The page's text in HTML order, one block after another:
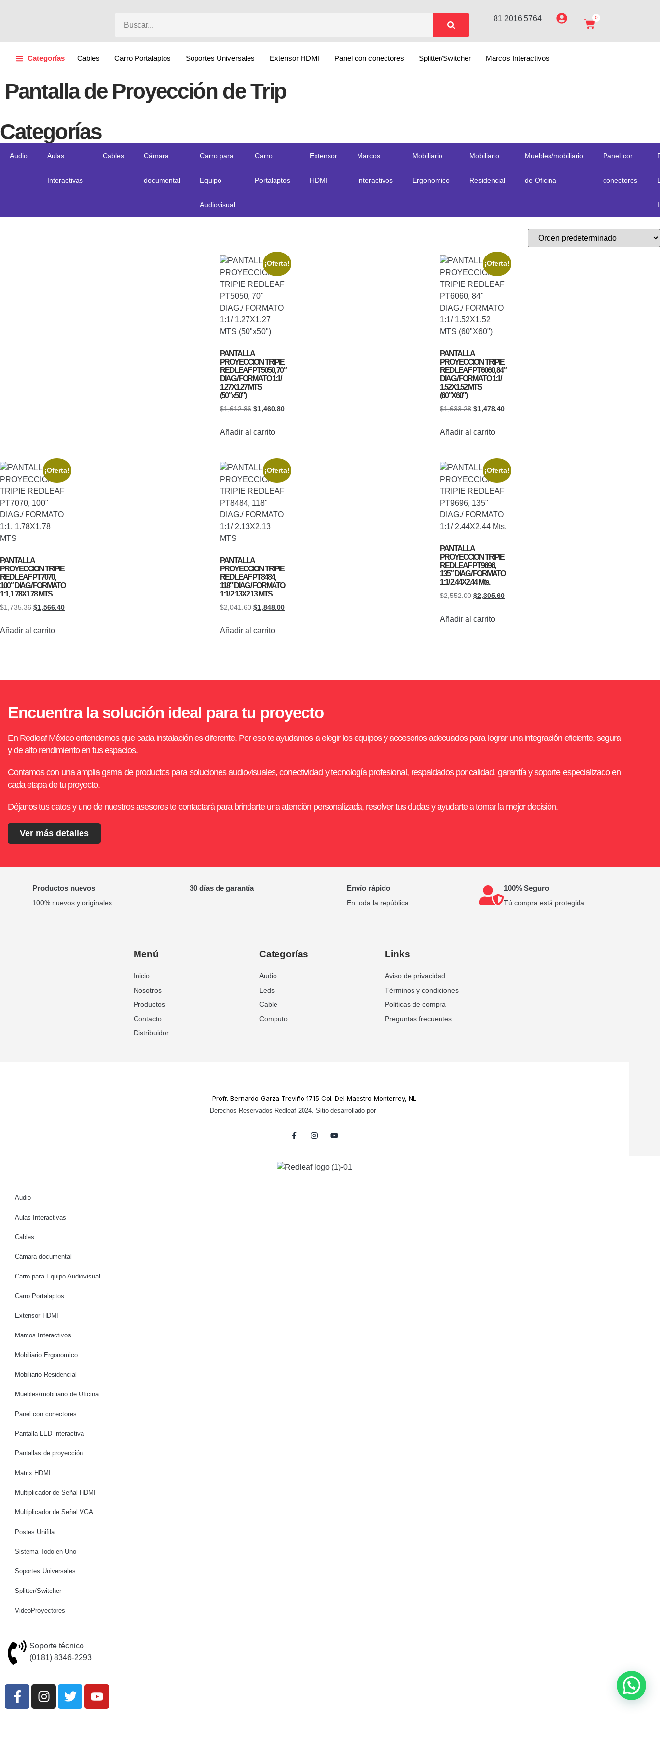
81 2016 5764 0
Categorías Cables Carro Portalaptos Soportes Universales Extensor HDMI Panel con conectores Splitter/Switcher Marcos Interactivos
Pantalla de Proyección de Trip
Categorías
Audio Aulas
Interactivas
Cables Cámara
documental
Carro para
Equipo
Audiovisual
Carro
Portalaptos
Extensor
HDMI
Marcos
Interactivos
Mobiliario
Ergonomico
Mobiliario
Residencial
Muebles/mobiliario
de Oficina
Panel con
conectores
¡Oferta!
PANTALLA
PROYECCION TRIPIE
REDLEAF PT5050, 70″
DIAG./ FORMATO 1:1/
1.27X1.27 MTS
(50″x50″)
$1,612.86 $1,460.80
Añadir al carrito
¡Oferta!
PANTALLA
PROYECCION TRIPIE
REDLEAF PT6060, 84″
DIAG./ FORMATO 1:1/
1.52X1.52 MTS
(60″X60″)
$1,633.28 $1,478.40
Añadir al carrito
¡Oferta!
PANTALLA
PROYECCION TRIPIE
REDLEAF PT7070,
100″ DIAG./ FORMATO
1:1, 1.78X1.78 MTS
$1,735.36 $1,566.40
Añadir al carrito
¡Oferta!
PANTALLA
PROYECCION TRIPIE
REDLEAF PT8484,
118″ DIAG./ FORMATO
1:1/ 2.13X2.13 MTS
$2,041.60 $1,848.00
Añadir al carrito
¡Oferta!
PANTALLA
PROYECCION TRIPIE
REDLEAF PT9696,
135″ DIAG./ FORMATO
1:1/ 2.44X2.44 Mts.
$2,552.00 $2,305.60
Añadir al carrito
Encuentra la solución ideal para tu proyecto
En Redleaf México entendemos que cada instalación es diferente. Por eso te ayudamos a elegir los equipos y accesorios adecuados para lograr una integración eficiente, segura
y de alto rendimiento en tus espacios.
Contamos con una amplia gama de productos para soluciones audiovisuales, conectividad y tecnología profesional, respaldados por calidad, garantía y soporte especializado en
cada etapa de tu proyecto.
Déjanos tus datos y uno de nuestros asesores te contactará para brindarte una atención personalizada, resolver tus dudas y ayudarte a tomar la mejor decisión.
Ver más detalles
Productos nuevos
100% nuevos y originales
30 días de garantía Envío rápido
En toda la república
100% Seguro
Tú compra está protegida
Menú
Inicio
Nosotros
Productos
Contacto
Distribuidor
Categorías
Audio
Leds
Cable
Computo
Links
Aviso de privacidad
Términos y condiciones
Politicas de compra
Preguntas frecuentes
Profr. Bernardo Garza Treviño 1715 Col. Del Maestro Monterrey, NL
Derechos Reservados Redleaf 2024. Sitio desarrollado por
Audio
Aulas Interactivas
Cables
Cámara documental
Carro para Equipo Audiovisual
Carro Portalaptos
Extensor HDMI
Marcos Interactivos
Mobiliario Ergonomico
Mobiliario Residencial
Muebles/mobiliario de Oficina
Panel con conectores
Pantalla LED Interactiva
Pantallas de proyección
Matrix HDMI
Multiplicador de Señal HDMI
Multiplicador de Señal VGA
Postes Unifila
Sistema Todo-en-Uno
Soportes Universales
Splitter/Switcher
VideoProyectores
Soporte técnico
(0181) 8346-2293